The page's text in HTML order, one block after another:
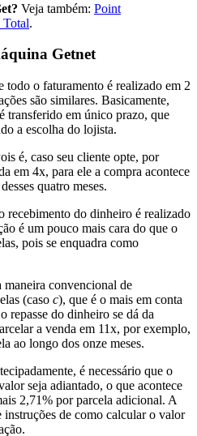
Veja também: Point
Total.
Getnet
todo o faturamento é realizado em 2
são similares. Basicamente,
transferido em único prazo, que
a escolha do lojista.
é, caso seu cliente opte, por
em 4x, para ele a compra acontece
quatro meses.
recebimento do dinheiro é realizado
é um pouco mais cara do que o
pois se enquadra como
maneira convencional de
(caso c), que é o mais em conta
repasse do dinheiro se dá da
a venda em 11x, por exemplo,
ao longo dos onze meses.
é necessário que o
seja adiantado, o que acontece
2,71% por parcela adicional. A
de como calcular o valor